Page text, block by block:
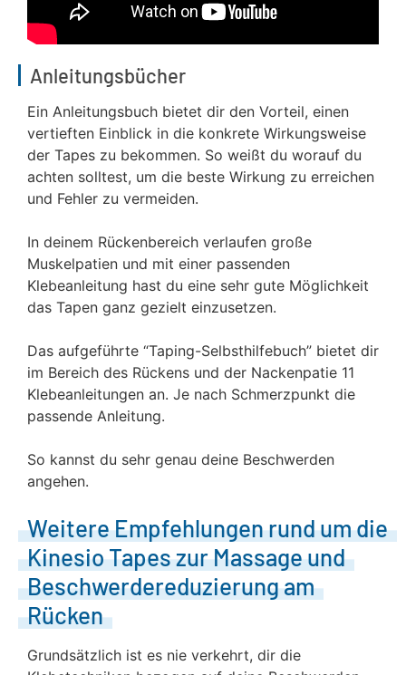
Anleitungsbücher
Ein Anleitungsbuch bietet dir den Vorteil, einen
vertieften Einblick in die konkrete Wirkungsweise
der Tapes zu bekommen. So weißt du worauf du
achten solltest, um die beste Wirkung zu erreichen
und Fehler zu vermeiden.
In deinem Rückenbereich verlaufen große
Muskelpatien und mit einer passenden
Klebeanleitung hast du eine sehr gute Möglichkeit
das Tapen ganz gezielt einzusetzen.
Das aufgeführte “Taping-Selbsthilfebuch” bietet dir
im Bereich des Rückens und der Nackenpatie 11
Klebeanleitungen an. Je nach Schmerzpunkt die
passende Anleitung.
So kannst du sehr genau deine Beschwerden
angehen.
Weitere Empfehlungen rund um die
Kinesio Tapes zur Massage und
Beschwerdereduzierung am
Rücken
Grundsätzlich ist es nie verkehrt, dir die